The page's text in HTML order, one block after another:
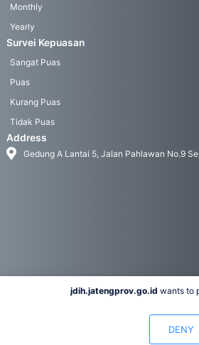
Monthly
Yearly
Survei Kepuasan
Sangat Puas
Puas
Kurang Puas
Tidak Puas
Address
Gedung A Lantai 5, Jalan Pahlawan No.9
jdih.jatengprov.go.id wants to
DENY